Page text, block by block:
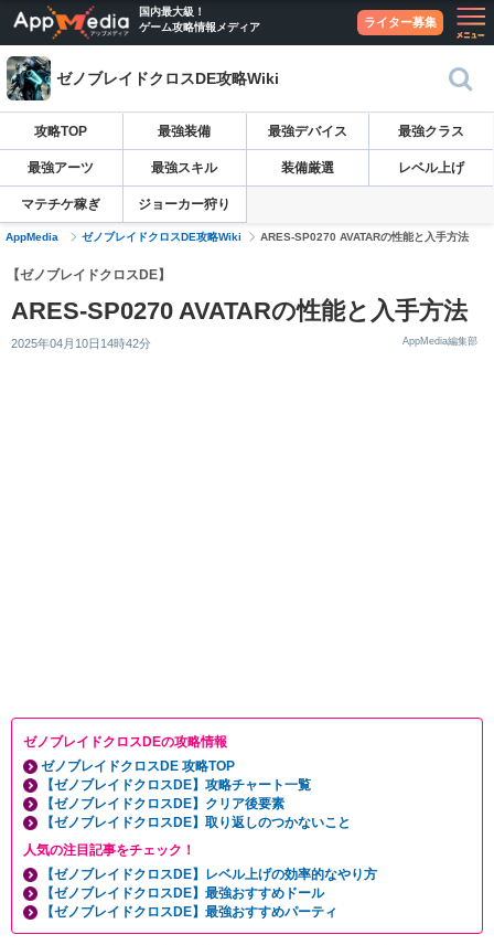
国内最大級！
ゲーム攻略情報メディア
ライター募集
ゼノブレイドクロスDE攻略Wiki
攻略TOP 最強装備 最強デバイス 最強クラス
最強アーツ 最強スキル 装備厳選 レベル上げ
マテチケ稼ぎ ジョーカー狩り
AppMedia ゼノブレイドクロスDE攻略Wiki ARES-SP0270 AVATARの性能と入手方法
【ゼノブレイドクロスDE】
ARES-SP0270 AVATARの性能と入手方法
2025年04月10日14時42分 AppMedia編集部
ゼノブレイドクロスDEの攻略情報
ゼノブレイドクロスDE 攻略TOP
【ゼノブレイドクロスDE】攻略チャート一覧
【ゼノブレイドクロスDE】クリア後要素
【ゼノブレイドクロスDE】取り返しのつかないこと
人気の注目記事をチェック！
【ゼノブレイドクロスDE】レベル上げの効率的なやり方
【ゼノブレイドクロスDE】最強おすすめドール
【ゼノブレイドクロスDE】最強おすすめパーティ